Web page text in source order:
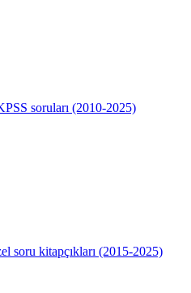
soruları (2010-2025)
soru kitapçıkları (2015-2025)